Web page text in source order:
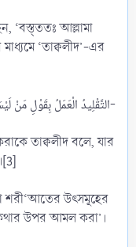
‘বস্ত্ততঃ আল্লামা
‘তাক্বলীদ’-এর
التَّقْلِيدُ الْعَمَلُ بِقَوْلِ مَنْ لَيْسَ قَوْلُهُ إحْدَى الْحُجَجِ بِلَا حُجَّةٍ مِنْهَا-​
তাক্বলীদ বলে, যার
শরী‘আতের উৎসমূহের
উপর আমল করা’।